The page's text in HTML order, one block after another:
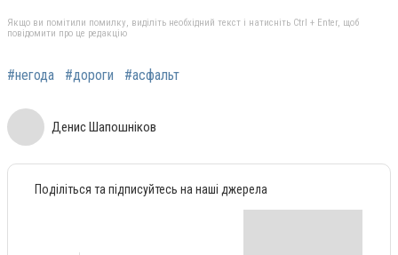
Якщо ви помітили помилку, виділіть необхідний текст і натисніть Ctrl + Enter, щоб
повідомити про це редакцію
#негода #дороги #асфальт
Денис Шапошніков
Поділіться та підписуйтесь на наші джерела